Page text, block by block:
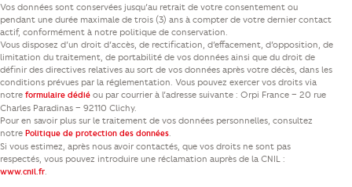
Vos données sont conservées jusqu’au retrait de votre consentement ou
pendant une durée maximale de trois (3) ans à compter de votre dernier contact
actif, conformément à notre politique de conservation.
Vous disposez d’un droit d’accès, de rectification, d’effacement, d’opposition, de
limitation du traitement, de portabilité de vos données ainsi que du droit de
définir des directives relatives au sort de vos données après votre décès, dans les
conditions prévues par la réglementation. Vous pouvez exercer vos droits via
notre formulaire dédié ou par courrier à l’adresse suivante : Orpi France – 20 rue
Charles Paradinas – 92110 Clichy.
Pour en savoir plus sur le traitement de vos données personnelles, consultez
notre Politique de protection des données.
Si vous estimez, après nous avoir contactés, que vos droits ne sont pas
respectés, vous pouvez introduire une réclamation auprès de la CNIL :
www.cnil.fr.